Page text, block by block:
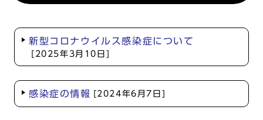
新型コロナウイルス感染症について
[2025年3月10日]
感染症の情報 [2024年6月7日]